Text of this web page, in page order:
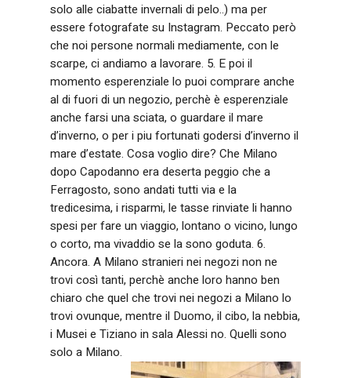
solo alle ciabatte invernali di pelo..) ma per
essere fotografate su Instagram. Peccato però
che noi persone normali mediamente, con le
scarpe, ci andiamo a lavorare. 5. E poi il
momento esperenziale lo puoi comprare anche
al di fuori di un negozio, perchè è esperenziale
anche farsi una sciata, o guardare il mare
d’inverno, o per i piu fortunati godersi d’inverno il
mare d’estate. Cosa voglio dire? Che Milano
dopo Capodanno era deserta peggio che a
Ferragosto, sono andati tutti via e la
tredicesima, i risparmi, le tasse rinviate li hanno
spesi per fare un viaggio, lontano o vicino, lungo
o corto, ma vivaddio se la sono goduta. 6.
Ancora. A Milano stranieri nei negozi non ne
trovi così tanti, perchè anche loro hanno ben
chiaro che quel che trovi nei negozi a Milano lo
trovi ovunque, mentre il Duomo, il cibo, la nebbia,
i Musei e Tiziano in sala Alessi no. Quelli sono
solo a Milano.